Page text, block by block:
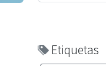
Etiquetas